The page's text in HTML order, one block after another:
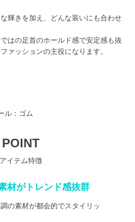
輝きを加え、どんな装いにも合わせ
はの足首のホールド感で安定感も抜
ァッションの主役になります。
ル：ゴム
POINT
アイテム特徴
材がトレンド感抜群
の素材が都会的でスタイリッ